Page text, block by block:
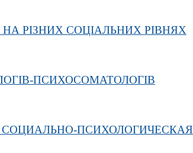
РІЗНИХ СОЦІАЛЬНИХ РІВНЯХ
ПСИХОСОМАТОЛОГІВ
ПСИХОЛОГИЧЕСКАЯ